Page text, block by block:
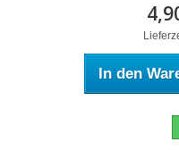
In den